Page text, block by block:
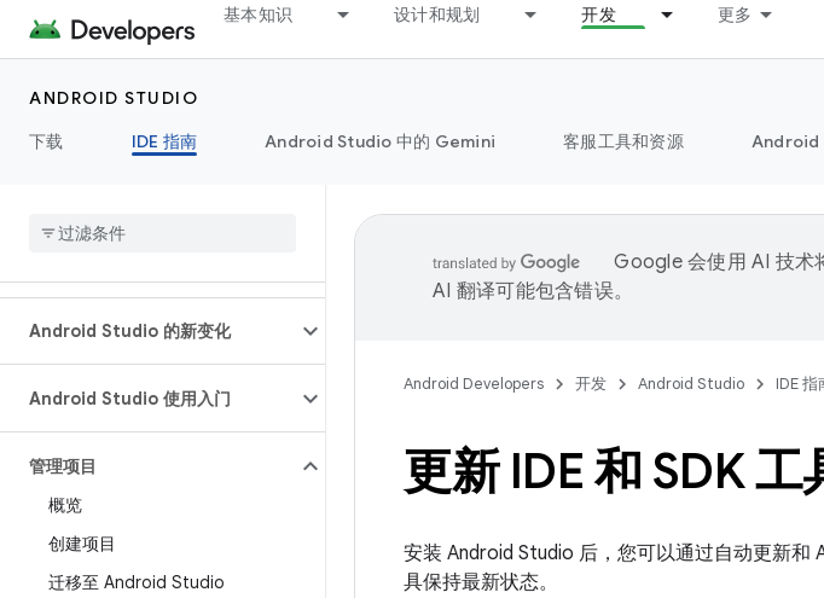
基本知识 设计和规划 开发 更多
ANDROID STUDIO
下载
IDE 指南 Android Studio 中的 Gemini 客服工具和资源 Android
Android Studio 的新变化
Android Studio 使用入门
管理项目
概览
创建项目
迁移至 Android Studio
Google 会使用 AI 技术
AI 翻译可能包含错误。
Android Developers 开发 Android Studio IDE 指
更新 IDE 和 SDK 工
安装 Android Studio 后，您可以通过自动更新和
具保持最新状态。